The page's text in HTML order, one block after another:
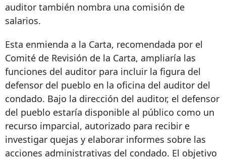
auditor también nombra una comisión de
salarios.
Esta enmienda a la Carta, recomendada por el
Comité de Revisión de la Carta, ampliaría las
funciones del auditor para incluir la figura del
defensor del pueblo en la oficina del auditor del
condado. Bajo la dirección del auditor, el defensor
del pueblo estaría disponible al público como un
recurso imparcial, autorizado para recibir e
investigar quejas y elaborar informes sobre las
acciones administrativas del condado. El objetivo